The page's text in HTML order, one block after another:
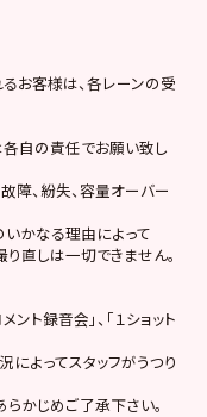
お客様は、各レーンの受
自の責任でお願い致し
障、紛失、容量オーバー
いかなる理由によって
直しは一切できません。
ト録音会」、「１ショット
よってスタッフがうつり
かじめご了承下さい。